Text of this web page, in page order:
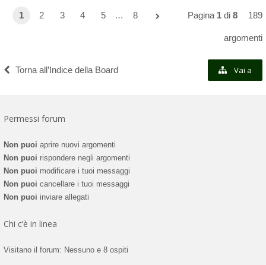
1 2 3 4 5 … 8 Pagina 1 di 8 189
argomenti
Torna all’Indice della Board Vai a
Permessi forum
Non puoi aprire nuovi argomenti
Non puoi rispondere negli argomenti
Non puoi modificare i tuoi messaggi
Non puoi cancellare i tuoi messaggi
Non puoi inviare allegati
Chi c’è in linea
Visitano il forum: Nessuno e 8 ospiti